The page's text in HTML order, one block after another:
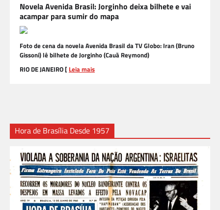
Novela Avenida Brasil: Jorginho deixa bilhete e vai
acampar para sumir do mapa
Foto de cena da novela Avenida Brasil da TV Globo: Iran (Bruno
Gissoni) lê bilhete de Jorginho (Cauã Reymond)
RIO DE JANEIRO [ Leia mais
Hora de Brasília Desde 1957